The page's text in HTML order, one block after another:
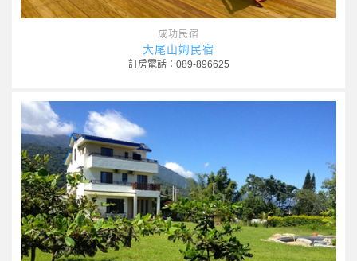
成功民宿
大尾山姆民宿
訂房電話：089-896625